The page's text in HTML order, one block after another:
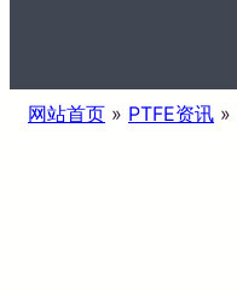
网站首页 » PTFE资讯 »